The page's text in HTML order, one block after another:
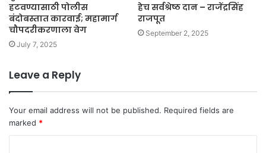
हटवण्यासाठी पोलीस
बंदोबस्तात कारवाई; महामार्ग
चौपदरीकरणाला वेग
July 7, 2025
हेच सर्वश्रेष्ठ दान – राजेंद्रसिंह
राजपूत
September 2, 2025
Leave a Reply
Your email address will not be published. Required fields are
marked *